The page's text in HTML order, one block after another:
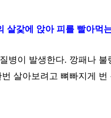
살갗에 앉아 피를 빨아먹
병이 발생한다. 깡패나
살아보려고 뼈빠지게